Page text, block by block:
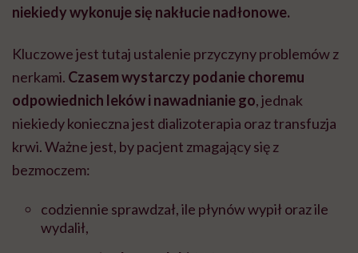
niekiedy wykonuje się nakłucie nadłonowe.
Kluczowe jest tutaj ustalenie przyczyny problemów z
nerkami. Czasem wystarczy podanie choremu
odpowiednich leków i nawadnianie go, jednak
niekiedy konieczna jest dializoterapia oraz transfuzja
krwi. Ważne jest, by pacjent zmagający się z
bezmoczem:
codziennie sprawdzał, ile płynów wypił oraz ile
wydalił,